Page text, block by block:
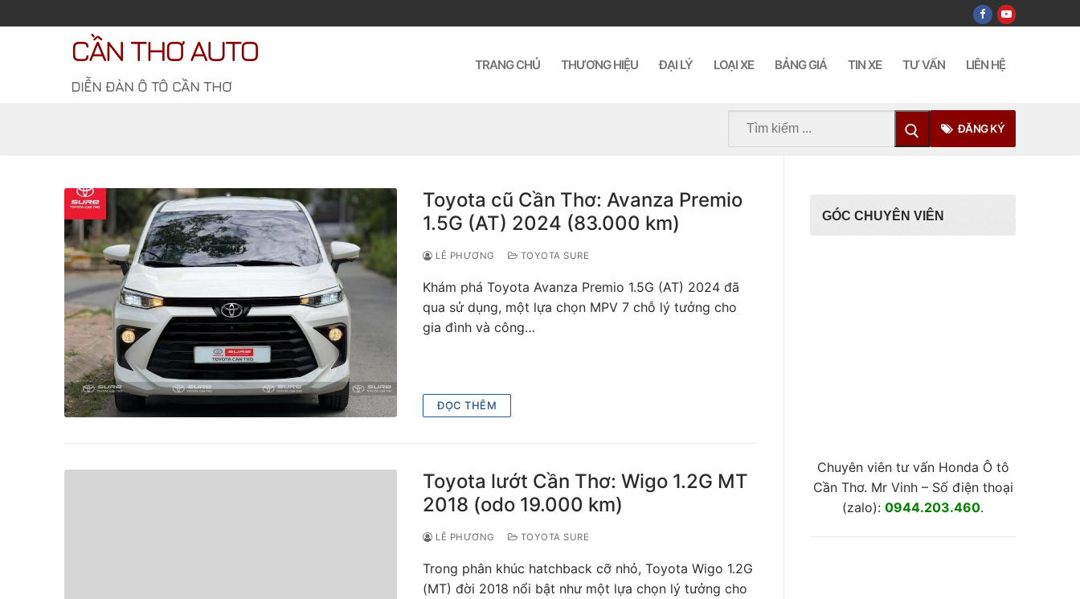
đến
CẦN THƠ AUTO
DIỄN ĐÀN Ô TÔ CẦN THƠ
TRANG CHỦ THƯƠNG HIỆU ĐẠI LÝ LOẠI XE BẢNG GIÁ TIN XE TƯ VẤN LIÊN HỆ
Tìm
ĐĂNG KÝ
Toyota cũ Cần Thơ: Avanza Premio
1.5G (AT) 2024 (83.000 km)
LÊ PHƯƠNG TOYOTA SURE
Khám phá Toyota Avanza Premio 1.5G (AT) 2024 đã
qua sử dụng, một lựa chọn MPV 7 chỗ lý tưởng cho
gia đình và công…
ĐỌC THÊM
Toyota lướt Cần Thơ: Wigo 1.2G MT
2018 (odo 19.000 km)
LÊ PHƯƠNG TOYOTA SURE
Trong phân khúc hatchback cỡ nhỏ, Toyota Wigo 1.2G
(MT) đời 2018 nổi bật như một lựa chọn lý tưởng cho
GÓC CHUYÊN VIÊN
Chuyên viên tư vấn Honda Ô tô
Cần Thơ. Mr Vinh – Số điện thoại
(zalo): 0944.203.460.